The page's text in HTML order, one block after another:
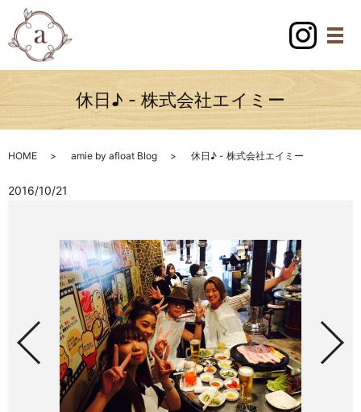
休日♪ - 株式会社エイミー
HOME amie by afloat Blog 休日♪ - 株式会社エイミー
2016/10/21